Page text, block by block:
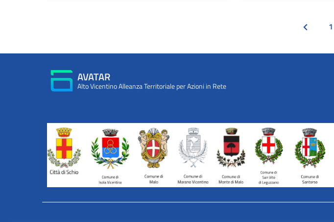
1
AVATAR
Alto Vicentino Alleanza Territoriale per Azioni in Rete